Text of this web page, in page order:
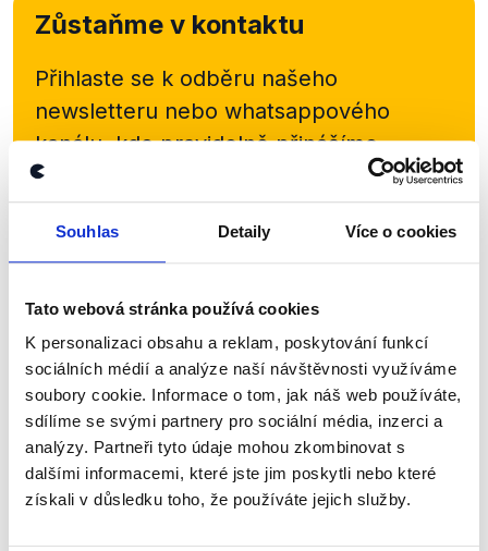
Souhlas Detaily Více o cookies
Tato webová stránka používá cookies
K personalizaci obsahu a reklam, poskytování funkcí
sociálních médií a analýze naší návštěvnosti využíváme
soubory cookie. Informace o tom, jak náš web používáte,
sdílíme se svými partnery pro sociální média, inzerci a
analýzy. Partneři tyto údaje mohou zkombinovat s
dalšími informacemi, které jste jim poskytli nebo které
získali v důsledku toho, že používáte jejich služby.
Zůstaňme v kontaktu
Přihlaste se k odběru našeho
newsletteru nebo whatsappového
kanálu, kde pravidelně přinášíme
shrnutí nejzajímavějších článků a analýz.
Začněte nás odebírat, a mějte tak
přehled o tom, jaké dezinformace a
Newsletter WhatsApp
Sociální sítě
Nenechte si ujít nejnovější události